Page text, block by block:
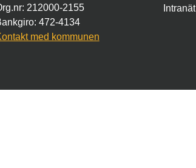
212000-2155
472-4134
med kommunen